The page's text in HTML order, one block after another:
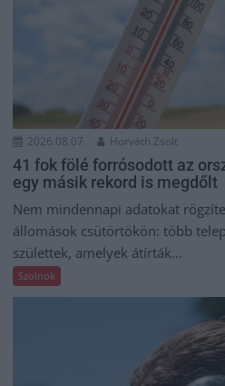
2026.08.07. Horváth Zsolt
41 fok fölé forrósodott az
egy másik rekord is megdőlt
Nem mindennapi adatokat
állomások csütörtökön: több
születtek, amelyek átírták...
Szolnok